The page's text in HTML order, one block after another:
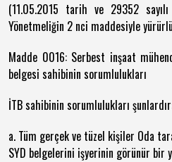
(11.05.2015 tarih ve 29352 sayılı
Yönetmeliğin 2 nci maddesiyle
Madde 0016: Serbest inşaat
belgesi sahibinin sorumlulukları
İTB sahibinin sorumlulukları
a. Tüm gerçek ve tüzel kişiler Oda
SYD belgelerini işyerinin görünür bir